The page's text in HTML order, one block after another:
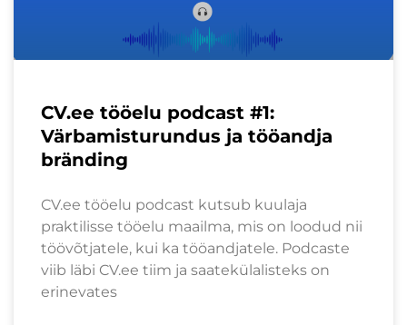
CV.ee tööelu podcast #1:
Värbamisturundus ja tööandja
bränding
CV.ee tööelu podcast kutsub kuulaja
praktilisse tööelu maailma, mis on loodud nii
töövõtjatele, kui ka tööandjatele. Podcaste
viib läbi CV.ee tiim ja saatekülalisteks on
erinevates